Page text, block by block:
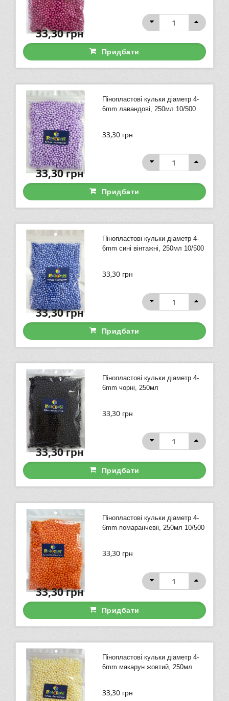
33,30грн
Придбати
Пінопластові кульки діаметр 4-
6mm лавандові, 250мл 10/500
33,30 грн
33,30грн
Придбати
Пінопластові кульки діаметр 4-
6mm сині вінтажні, 250мл 10/500
33,30 грн
33,30грн
Придбати
Пінопластові кульки діаметр 4-
6mm чорні, 250мл
33,30 грн
33,30грн
Придбати
Пінопластові кульки діаметр 4-
6mm помаранчевіі, 250мл 10/500
33,30 грн
33,30грн
Придбати
Пінопластові кульки діаметр 4-
6mm макарун жовтий, 250мл
33,30 грн